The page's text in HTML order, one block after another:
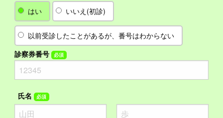
はい いいえ(初診)
以前受診したことがあるが、番号はわからない
診察券番号
必須
氏名 必須